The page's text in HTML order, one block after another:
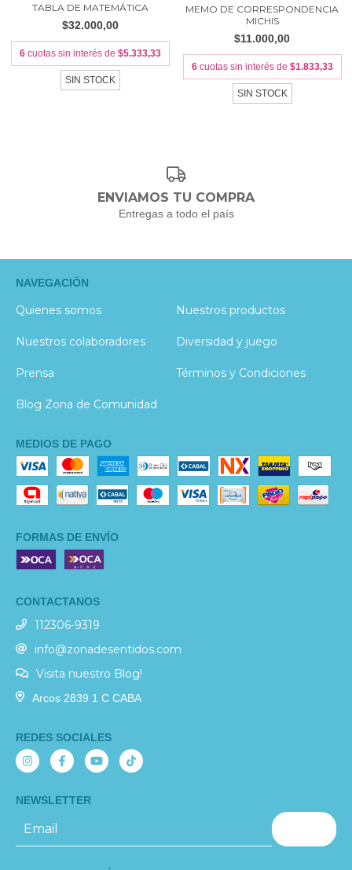
TABLA DE MATEMÁTICA
$32.000,00
6 cuotas sin interés de $5.333,33
SIN STOCK
MEMO DE CORRESPONDENCIA
MICHIS
$11.000,00
6 cuotas sin interés de $1.833,33
SIN STOCK
ENVIAMOS TU COMPRA
Entregas a todo el país
NAVEGACIÓN
Quienes somos Nuestros productos
Nuestros colaboradores Diversidad y juego
Prensa Términos y Condiciones
Blog Zona de Comunidad
MEDIOS DE PAGO
FORMAS DE ENVÍO
CONTACTANOS
112306-9319
info@zonadesentidos.com
Visita nuestro Blog!
Arcos 2839 1 C CABA
REDES SOCIALES
NEWSLETTER